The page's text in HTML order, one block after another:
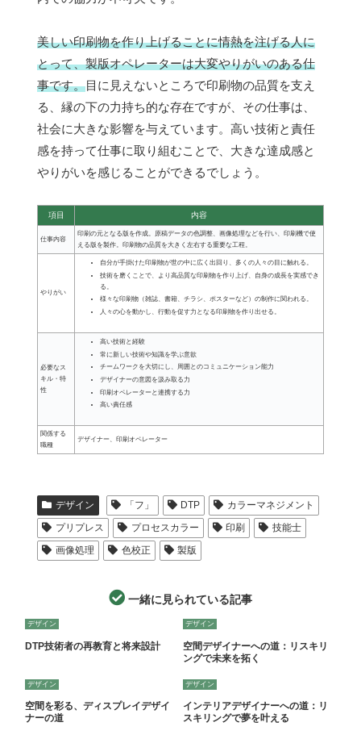
美しい印刷物を作り上げることに情熱を注げる人に
とって、製版オペレーターは大変やりがいのある仕
事です。目に見えないところで印刷物の品質を支え
る、縁の下の力持ち的な存在ですが、その仕事は、
社会に大きな影響を与えています。高い技術と責任
感を持って仕事に取り組むことで、大きな達成感と
やりがいを感じることができるでしょう。
項目 内容
仕事内容
印刷の元となる版を作成。原稿データの色調整、画像処理などを行い、印刷機で使
える版を製作。印刷物の品質を大きく左右する重要な工程。
やりがい
自分が手掛けた印刷物が世の中に広く出回り、多くの人々の目に触れる。
技術を磨くことで、より高品質な印刷物を作り上げ、自身の成長を実感でき
る。
様々な印刷物（雑誌、書籍、チラシ、ポスターなど）の制作に関われる。
人々の心を動かし、行動を促す力となる印刷物を作り出せる。
必要なス
キル・特
性
高い技術と経験
常に新しい技術や知識を学ぶ意欲
チームワークを大切にし、周囲とのコミュニケーション能力
デザイナーの意図を汲み取る力
印刷オペレーターと連携する力
高い責任感
関係する
職種
デザイナー、印刷オペレーター
デザイン 「フ」 DTP
カラーマネジメント
プリプレス
プロセスカラー 印刷
技能士
画像処理
色校正 製版
一緒に見られている記事
デザイン
DTP技術者の再教育と将来設計
デザイン
空間デザイナーへの道：リスキリ
ングで未来を拓く
デザイン
空間を彩る、ディスプレイデザイ
ナーの道
デザイン
インテリアデザイナーへの道：リ
スキリングで夢を叶える